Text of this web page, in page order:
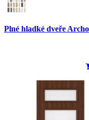
Plné hladké dveře